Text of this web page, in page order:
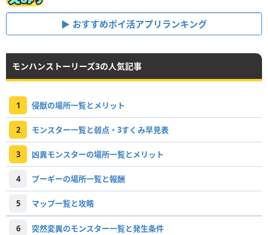
おすすめポイ活アプリランキング
モンハンストーリーズ3の人気記事
1 侵獣の場所一覧とメリット
2 モンスター一覧と弱点・3すくみ早見表
3 凶異モンスターの場所一覧とメリット
4 プーギーの場所一覧と報酬
5 マップ一覧と攻略
6 突然変異のモンスター一覧と発生条件